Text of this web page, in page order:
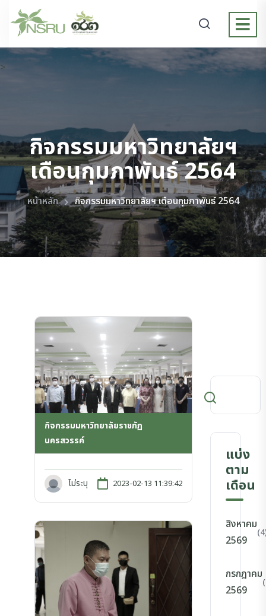
>
กิจกรรมมหาวิทยาลัยฯ
เดือนกุมภาพันธ์ 2564
หน้าหลัก กิจกรรมมหาวิทยาลัยฯ เดือนกุมภาพันธ์ 2564
กิจกรรมมหาวิทยาลัยราชภัฏ
นครสวรรค์
ไม่ระบุ 2023-02-13 11:39:42
แบ่ง
ตาม
เดือน
สิงหาคม
2569
กรกฎาคม
2569